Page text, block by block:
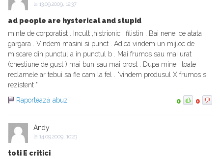
la 13.09.2009, 12:37
ad people are hysterical and stupid
minte de corporatist . Incult ,histrionic , filistin . Bai nene ,ce atata
gargara . Vindem masini si punct . Adica vindem un mijloc de
miscare din punctul a in punctul b . Mai frumos sau mai urat
(chestiune de gust ) mai bun sau mai prost . Dupa mine , toate
reclamele ar tebui sa fie cam la fel . "vindem produsul X frumos si
rezistent "
Raportează abuz
0 0
Andy
la 14.09.2009, 10:23
toti E critici